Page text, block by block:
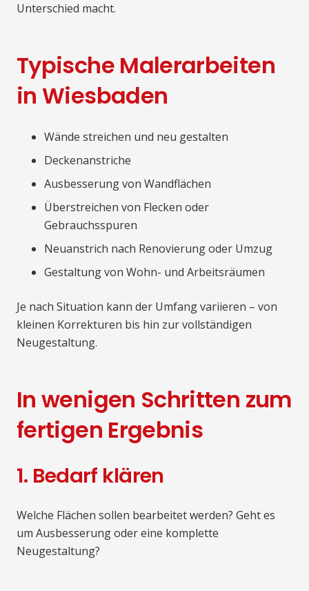
Unterschied macht.
Typische Malerarbeiten
in Wiesbaden
Wände streichen und neu gestalten
Deckenanstriche
Ausbesserung von Wandflächen
Überstreichen von Flecken oder
Gebrauchsspuren
Neuanstrich nach Renovierung oder Umzug
Gestaltung von Wohn- und Arbeitsräumen
Je nach Situation kann der Umfang variieren – von
kleinen Korrekturen bis hin zur vollständigen
Neugestaltung.
In wenigen Schritten zum
fertigen Ergebnis
1. Bedarf klären
Welche Flächen sollen bearbeitet werden? Geht es
um Ausbesserung oder eine komplette
Neugestaltung?